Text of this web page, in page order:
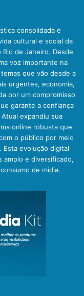
consolidada e
cultural e social da
de Janeiro. Desde
voz importante na
que vão desde a
urgentes, economia,
por um compromisso
garante a confiança
expandiu sua
online robusta que
o público por meio
evolução digital
amplo e diversificado,
de mídia.